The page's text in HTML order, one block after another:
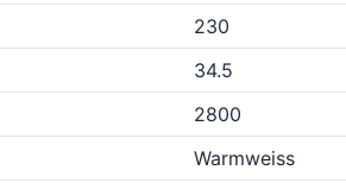
230
34.5
2800
Warmweiss